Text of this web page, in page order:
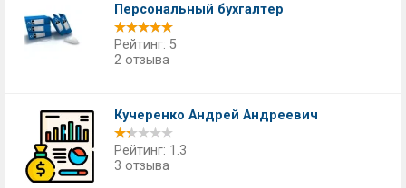
Персональный бухгалтер
Рейтинг: 5
2 отзыва
Кучеренко Андрей Андреевич
Рейтинг: 1.3
3 отзыва